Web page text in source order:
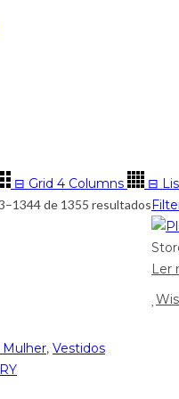
⊟ Grid 4 Columns ⊟
de 1355 resultados
Ler
Mulher, Vestidos